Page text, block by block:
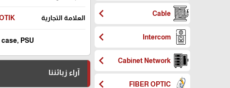
Cable
chevron_left
Intercom
chevron_left
Cabinet Network
chevron_left
FIBER OPTIC
chevron_left
العلامة التجارية
PSU
آراء زبائننا